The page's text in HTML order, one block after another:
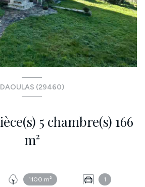
DAOULAS (29460)
m²
1100 m² 1